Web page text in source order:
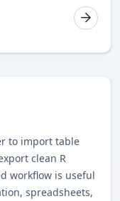
to import table
clean R
workflow is useful
spreadsheets,